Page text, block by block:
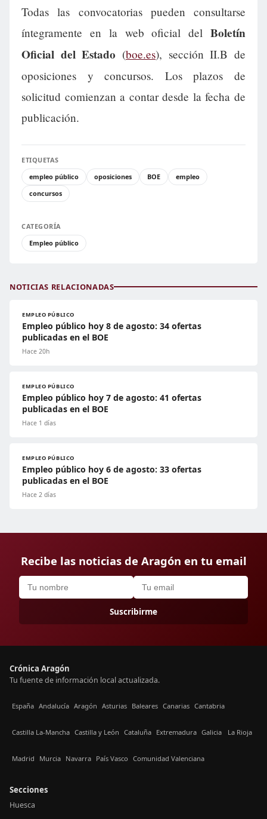
Todas las convocatorias pueden consultarse
íntegramente en la web oficial del Boletín
Oficial del Estado (boe.es), sección II.B de
oposiciones y concursos. Los plazos de
solicitud comienzan a contar desde la fecha de
publicación.
ETIQUETAS
empleo público
oposiciones BOE
empleo
concursos
CATEGORÍA
Empleo público
NOTICIAS RELACIONADAS
EMPLEO PÚBLICO
Empleo público hoy 8 de agosto: 34 ofertas
publicadas en el BOE
Hace 20h
EMPLEO PÚBLICO
Empleo público hoy 7 de agosto: 41 ofertas
publicadas en el BOE
Hace 1 días
EMPLEO PÚBLICO
Empleo público hoy 6 de agosto: 33 ofertas
publicadas en el BOE
Hace 2 días
Recibe las noticias de Aragón en tu email
Suscribirme
Crónica Aragón
Tu fuente de información local actualizada.
España Andalucía Aragón Asturias Baleares Canarias Cantabria
Castilla La-Mancha Castilla y León Cataluña Extremadura Galicia La Rioja
Madrid Murcia Navarra País Vasco Comunidad Valenciana
Secciones
Huesca